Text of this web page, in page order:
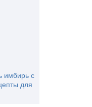
имбирь с
для